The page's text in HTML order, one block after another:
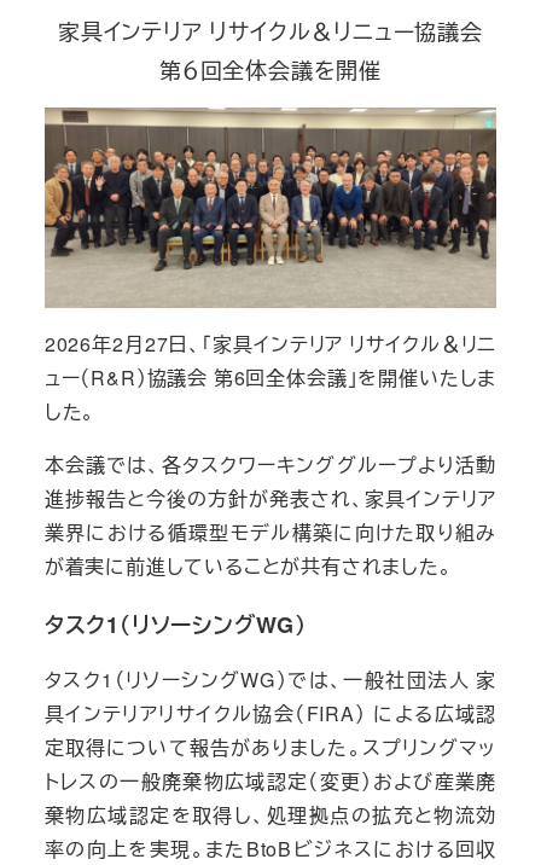
家具インテリア リサイクル＆リニュー協議会
第６回全体会議を開催
2026年2月27日、「家具インテリア リサイクル＆リニ
ュー（R&R）協議会 第6回全体会議」を開催いたしま
した。
本会議では、各タスクワーキンググループより活動
進捗報告と今後の方針が発表され、家具インテリア
業界における循環型モデル構築に向けた取り組み
が着実に前進していることが共有されました。
タスク1（リソーシングWG）
タスク1（リソーシングWG）では、一般社団法人 家
具インテリアリサイクル協会（FIRA） による広域認
定取得について報告がありました。スプリングマッ
トレスの一般廃棄物広域認定（変更）および産業廃
棄物広域認定を取得し、処理拠点の拡充と物流効
率の向上を実現。またBtoBビジネスにおける回収